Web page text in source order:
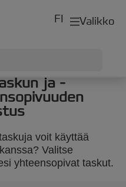
Valikko
FI
ja -
voit käyttää
Valitse
yhteensopivat taskut.